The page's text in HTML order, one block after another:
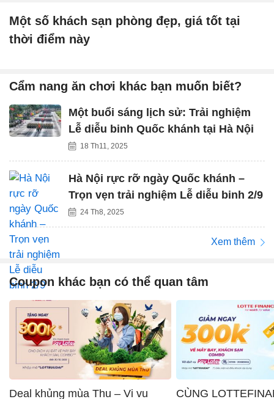
Một số khách sạn phòng đẹp, giá tốt tại
thời điểm này
Cẩm nang ăn chơi khác bạn muốn biết?
Một buổi sáng lịch sử: Trải nghiệm
Lễ diễu binh Quốc khánh tại Hà Nội
18 Th11, 2025
Hà Nội rực rỡ ngày Quốc khánh –
Trọn vẹn trải nghiệm Lễ diễu binh 2/9
24 Th8, 2025
Xem thêm
Coupon khác bạn có thể quan tâm
Deal khủng mùa Thu – Vi vu CÙNG